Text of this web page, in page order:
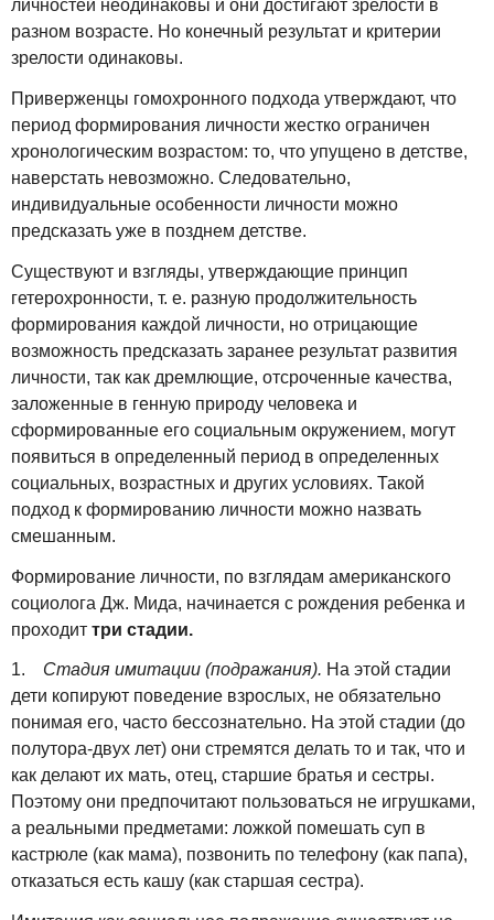
личностей неодинаковы и они достигают зрелости в
разном возрасте. Но конечный результат и критерии
зрелости одинаковы.
Приверженцы гомохронного подхода утверждают, что
период формирования личности жестко ограничен
хронологическим возрастом: то, что упущено в детстве,
наверстать невозможно. Следовательно,
индивидуальные особенности личности можно
предсказать уже в позднем детстве.
Существуют и взгляды, утверждающие принцип
гетерохронности, т. е. разную продолжительность
формирования каждой личности, но отрицающие
возможность предсказать заранее результат развития
личности, так как дремлющие, отсроченные качества,
заложенные в генную природу человека и
сформированные его социальным окружением, могут
появиться в определенный период в определенных
социальных, возрастных и других условиях. Такой
подход к формированию личности можно назвать
смешанным.
Формирование личности, по взглядам американского
социолога Дж. Мида, начинается с рождения ребенка и
проходит три стадии.
1. Стадия имитации (подражания). На этой стадии
дети копируют поведение взрослых, не обязательно
понимая его, часто бессознательно. На этой стадии (до
полутора-двух лет) они стремятся делать то и так, что и
как делают их мать, отец, старшие братья и сестры.
Поэтому они предпочитают пользоваться не игрушками,
а реальными предметами: ложкой помешать суп в
кастрюле (как мама), позвонить по телефону (как папа),
отказаться есть кашу (как старшая сестра).